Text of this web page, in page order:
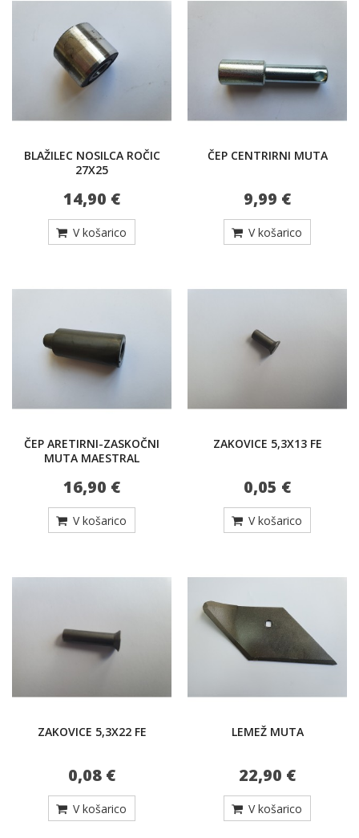
BLAŽILEC NOSILCA ROČIC
27X25
14,90 €
V košarico
ČEP CENTRIRNI MUTA
9,99 €
V košarico
ČEP ARETIRNI-ZASKOČNI
MUTA MAESTRAL
16,90 €
V košarico
ZAKOVICE 5,3X13 FE
0,05 €
V košarico
ZAKOVICE 5,3X22 FE
0,08 €
V košarico
LEMEŽ MUTA
22,90 €
V košarico